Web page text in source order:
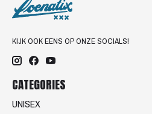
KIJK OOK EENS OP ONZE SOCIALS!
CATEGORIES
UNISEX